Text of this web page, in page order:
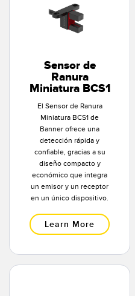
SOFTWARE
Software de Configuración para
TECNOLOGÍA
Sensors with IO-Link
Sensor de
Ranura
Miniatura BCS1
El Sensor de Ranura
Miniatura BCS1 de
Banner ofrece una
detección rápida y
confiable, gracias a su
diseño compacto y
económico que integra
un emisor y un receptor
en un único dispositivo.
Learn More